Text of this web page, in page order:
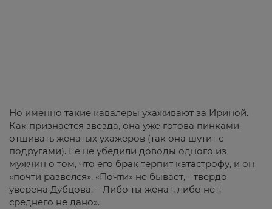
Но именно такие кавалеры ухаживают за Ириной.
Как признается звезда, она уже готова пинками
отшивать женатых ухажеров (так она шутит с
подругами). Ее не убедили доводы одного из
мужчин о том, что его брак терпит катастрофу, и он
«почти развелся». «Почти» не бывает, - твердо
уверена Дубцова. – Либо ты женат, либо нет,
среднего не дано».